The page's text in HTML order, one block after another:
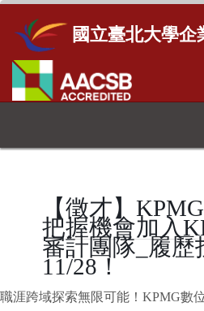
國立臺北大學企
【徵才】
把握機會加入
審計團隊_履歷
11/28！
職涯跨域探索無限可能！KPMG數